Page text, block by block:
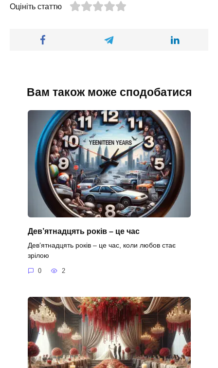
Оцініть статтю
Вам також може сподобатися
Дев’ятнадцять років – це час
Дев’ятнадцять років – це час, коли любов стає
зрілою
0 2